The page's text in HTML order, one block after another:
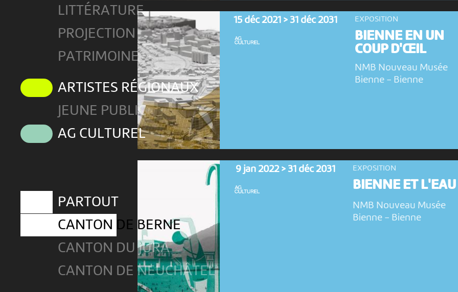
LITTÉRATURE
PROJECTION
PATRIMOINE
ARTISTES RÉGIONAUX
JEUNE PUBLIC
AG CULTUREL
PARTOUT
CANTON DE BERNE
CANTON DU JURA
CANTON DE NEUCHÂTEL
15 déc 2021 > 31 déc 2031 EXPOSITION
BIENNE EN UN
COUP D'ŒIL
NMB Nouveau Musée
Bienne - Bienne
9 jan 2022 > 31 déc 2031 EXPOSITION
BIENNE ET L'EAU
NMB Nouveau Musée
Bienne - Bienne